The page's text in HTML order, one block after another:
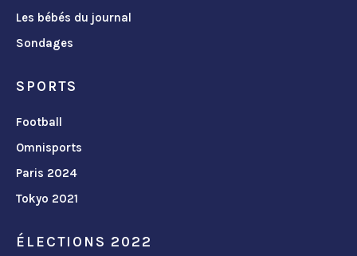
Les bébés du journal
Sondages
SPORTS
Football
Omnisports
Paris 2024
Tokyo 2021
ÉLECTIONS 2022